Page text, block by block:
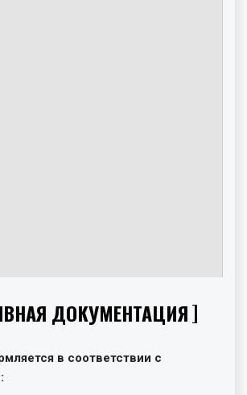
ДОКУМЕНТАЦИЯ
в соответствии с